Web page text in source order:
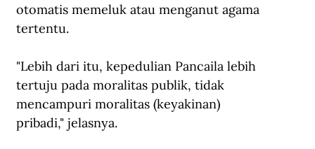
otomatis memeluk atau menganut agama
tertentu.
"Lebih dari itu, kepedulian Pancaila lebih
tertuju pada moralitas publik, tidak
mencampuri moralitas (keyakinan)
pribadi," jelasnya.